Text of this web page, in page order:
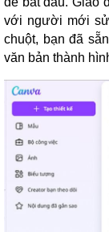
với người mới
chuột, bạn đã
văn bản thành